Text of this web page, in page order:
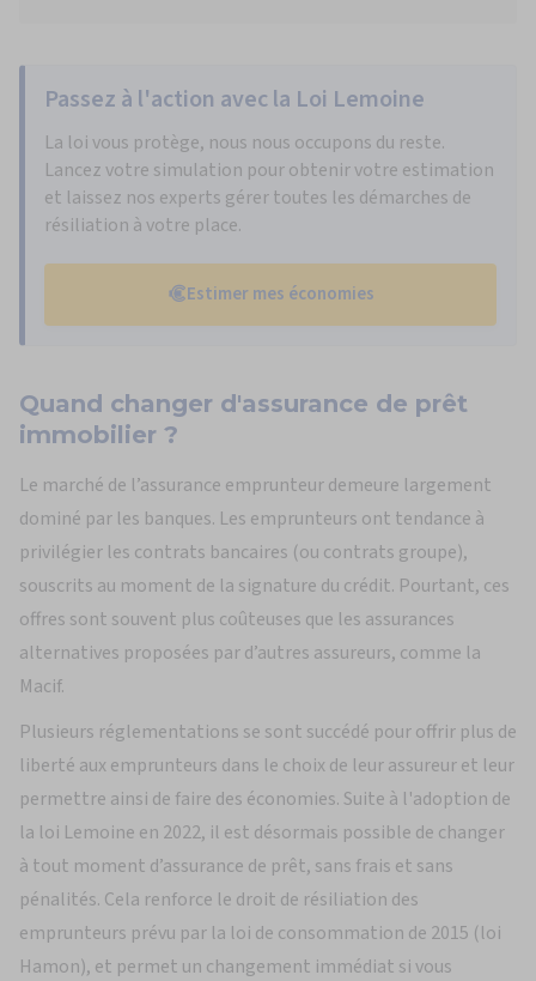
Passez à l'action avec la Loi Lemoine
La loi vous protège, nous nous occupons du reste.
Lancez votre simulation pour obtenir votre estimation
et laissez nos experts gérer toutes les démarches de
résiliation à votre place.
Estimer mes économies
Quand changer d'assurance de prêt
immobilier ?
Le marché de l’assurance emprunteur demeure largement
dominé par les banques. Les emprunteurs ont tendance à
privilégier les contrats bancaires (ou contrats groupe),
souscrits au moment de la signature du crédit. Pourtant, ces
offres sont souvent plus coûteuses que les assurances
alternatives proposées par d’autres assureurs, comme la
Macif.
Plusieurs réglementations se sont succédé pour offrir plus de
liberté aux emprunteurs dans le choix de leur assureur et leur
permettre ainsi de faire des économies. Suite à l'adoption de
la loi Lemoine en 2022, il est désormais possible de changer
à tout moment d’assurance de prêt, sans frais et sans
pénalités. Cela renforce le droit de résiliation des
emprunteurs prévu par la loi de consommation de 2015 (loi
Hamon), et permet un changement immédiat si vous